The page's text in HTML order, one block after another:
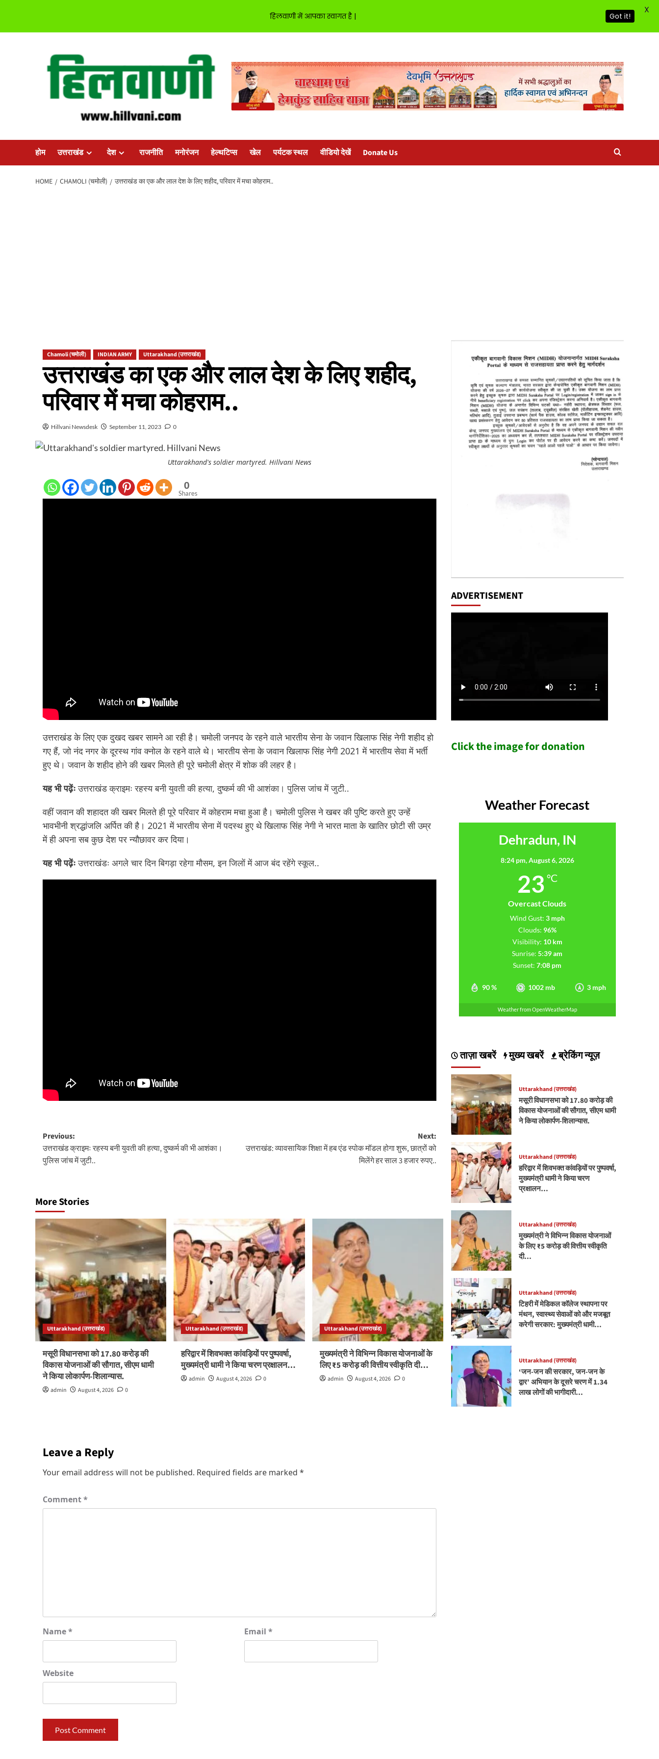
होम उत्तराखंड देश राजनीति मनोरंजन हेल्थटिप्स खेल पर्यटक स्थल वीडियो देखें Donate Us
HOME CHAMOLI (चमोली) उत्तराखंड का एक और लाल देश के लिए शहीद, परिवार में मचा कोहराम..
Chamoli (चमोली) INDIAN ARMY Uttarakhand (उत्तराखंड)
उत्तराखंड का एक और लाल देश के लिए शहीद,
परिवार में मचा कोहराम..
Hillvani Newsdesk September 11, 2023 0
Uttarakhand's soldier martyred. Hillvani News
0
Shares
उत्तराखंड के लिए एक दुखद खबर सामने आ रही है। चमोली जनपद के रहने वाले भारतीय सेना के जवान खिलाफ सिंह नेगी शहीद हो
गए हैं, जो नंद नगर के दूरस्थ गांव क्नोल के रहने वाले थे। भारतीय सेना के जवान खिलाफ सिंह नेगी 2021 में भारतीय सेवा में भर्ती
हुए थे। जवान के शहीद होने की खबर मिलते ही पूरे चमोली क्षेत्र में शोक की लहर है।
यह भी पढ़ेंः उत्तराखंड क्राइमः रहस्य बनी युवती की हत्या, दुष्कर्म की भी आशंका। पुलिस जांच में जुटी..
वहीं जवान की शहादत की खबर मिलते ही पूरे परिवार में कोहराम मचा हुआ है। चमोली पुलिस ने खबर की पुष्टि करते हुए उन्हें
भावभीनी श्रद्धांजलि अर्पित की है। 2021 में भारतीय सेना में पदस्थ हुए थे खिलाफ सिंह नेगी ने भारत माता के खातिर छोटी सी उम्र
में ही अपना सब कुछ देश पर न्यौछावर कर दिया।
यह भी पढ़ेंः उत्तराखंडः अगले चार दिन बिगड़ा रहेगा मौसम, इन जिलों में आज बंद रहेंगे स्कूल..
Post
navigation
Previous:
उत्तराखंड क्राइमः रहस्य बनी युवती की हत्या, दुष्कर्म की भी आशंका।
पुलिस जांच में जुटी..
Next:
उत्तराखंड: व्यावसायिक शिक्षा में हब एंड स्पोक मॉडल होगा शुरू, छात्रों को
मिलेंगे हर साल 3 हजार रुपए..
More Stories
Uttarakhand (उत्तराखंड)
मसूरी विधानसभा को 17.80 करोड़ की
विकास योजनाओं की सौगात, सीएम धामी
ने किया लोकार्पण-शिलान्यास.
admin August 4, 2026 0
Uttarakhand (उत्तराखंड)
हरिद्वार में शिवभक्त कांवड़ियों पर पुष्पवर्षा,
मुख्यमंत्री धामी ने किया चरण प्रक्षालन…
admin August 4, 2026 0
Uttarakhand (उत्तराखंड)
मुख्यमंत्री ने विभिन्न विकास योजनाओं के
लिए ₹5 करोड़ की वित्तीय स्वीकृति दी…
admin August 4, 2026 0
Leave a Reply
Your email address will not be published. Required fields are marked *
Comment*
Name* Email*
Website
ADVERTISEMENT
Click the image for donation
Weather Forecast
Dehradun, IN
8:24 pm,August 6, 2026
23 °C
Overcast Clouds
90 % 1002 mb 3 mph
Wind Gust: 3 mph
Clouds: 96%
Visibility: 10 km
Sunrise: 5:39 am
Sunset: 7:08 pm
Weather from OpenWeatherMap
ताज़ा खबरें मुख्य खबरें ब्रेकिंग न्यूज़
Uttarakhand (उत्तराखंड)
मसूरी विधानसभा को 17.80 करोड़ की
विकास योजनाओं की सौगात, सीएम धामी
ने किया लोकार्पण-शिलान्यास.
Uttarakhand (उत्तराखंड)
हरिद्वार में शिवभक्त कांवड़ियों पर पुष्पवर्षा,
मुख्यमंत्री धामी ने किया चरण
प्रक्षालन…
Uttarakhand (उत्तराखंड)
मुख्यमंत्री ने विभिन्न विकास योजनाओं
के लिए ₹5 करोड़ की वित्तीय स्वीकृति
दी…
Uttarakhand (उत्तराखंड)
टिहरी में मेडिकल कॉलेज स्थापना पर
मंथन, स्वास्थ्य सेवाओं को और मजबूत
करेगी सरकार: मुख्यमंत्री धामी…
Uttarakhand (उत्तराखंड)
‘जन-जन की सरकार, जन-जन के
द्वार’ अभियान के दूसरे चरण में 1.34
लाख लोगों की भागीदारी…
हिलवाणी में आपका स्वागत है | Got it!
X